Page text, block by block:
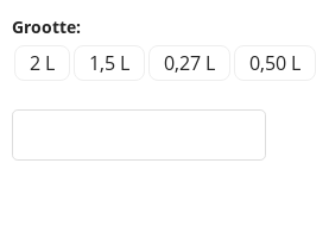
Grootte:
2 L 1,5 L 0,27 L 0,50 L